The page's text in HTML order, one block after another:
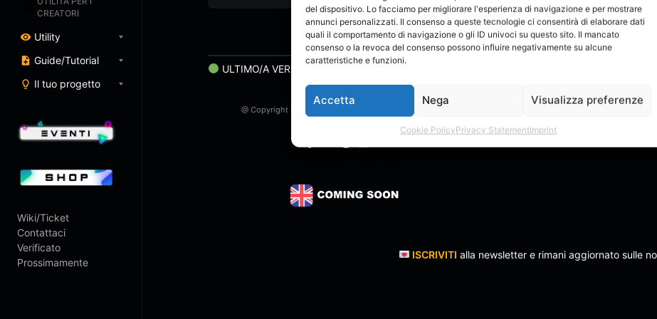
del dispositivo. Lo facciamo per migliorare l'esperienza di navigazione e per mostrare
annunci personalizzati. Il consenso a queste tecnologie ci consentirà di elaborare dati
quali il comportamento di navigazione o gli ID univoci su questo sito. Il mancato
consenso o la revoca del consenso possono influire negativamente su alcune
caratteristiche e funzioni.
Accetta Nega Visualizza preferenze
Cookie PolicyPrivacy StatementImprint
CREATORI
Utility
Guide/Tutorial
Il tuo progetto
Wiki/Ticket
Contattaci
Verificato
Prossimamente
ULTIMO/A VERIFICATO ONLINE: MaryDB
@ Copyright 2023 Artisti Emergenti. All Rights Reserved
ISCRIVITI alla newsletter e rimani aggiornato sulle